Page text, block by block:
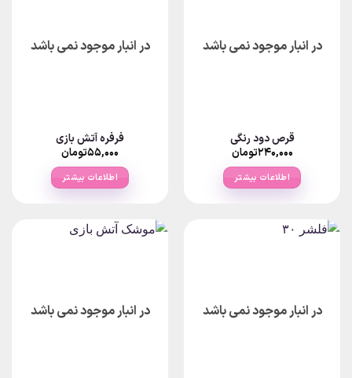
گزینه
صفحه
محصول
انتخاب
شوند
در انبار موجود نمی باشد
قرص دود رنگی
۲۴۰,۰۰۰تومان
اطلاعات بیشتر
در انبار موجود نمی باشد
فرفره آتش بازی
۵۵,۰۰۰تومان
اطلاعات بیشتر
در انبار موجود نمی باشد در انبار موجود نمی باشد